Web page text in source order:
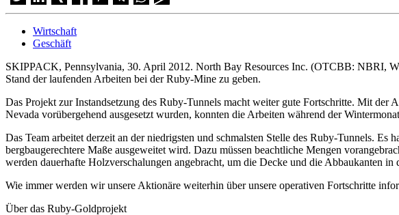
Wirtschaft
Geschäft
SKIPPACK, Pennsylvania, 30. April 2012. North Bay Resources Inc. (OTCBB: NBRI,
Stand der laufenden Arbeiten bei der Ruby-Mine zu geben.
Das Projekt zur Instandsetzung des Ruby-Tunnels macht weiter gute Fortschritte. Mit
Nevada vorübergehend ausgesetzt wurden, konnten die Arbeiten während der
Das Team arbeitet derzeit an der niedrigsten und schmalsten Stelle des Ruby-Tunnels.
bergbaugerechtere Maße ausgeweitet wird. Dazu müssen beachtliche Mengen
werden dauerhafte Holzverschalungen angebracht, um die Decke und die Abbaukanten in
Wie immer werden wir unsere Aktionäre weiterhin über unsere operativen Fortschritte
Über das Ruby-Goldprojekt